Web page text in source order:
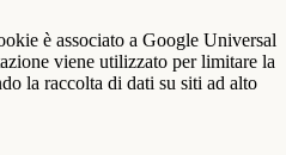
è associato a Google Universal
viene utilizzato per limitare la
la raccolta di dati su siti ad alto